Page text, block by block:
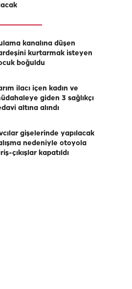
kanalına düşen
kurtarmak isteyen
boğuldu
ilacı içen kadın ve
giden 3 sağlıkçı
altına alındı
gişelerinde yapılacak
nedeniyle otoyola
çıkışlar kapatıldı